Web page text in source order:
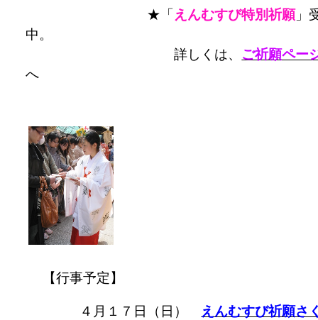
★「 えんむすび特別祈願」
中。
詳しくは、 ご祈願ペー
【行事予定】
４月１７日（日） えんむすび祈願さ